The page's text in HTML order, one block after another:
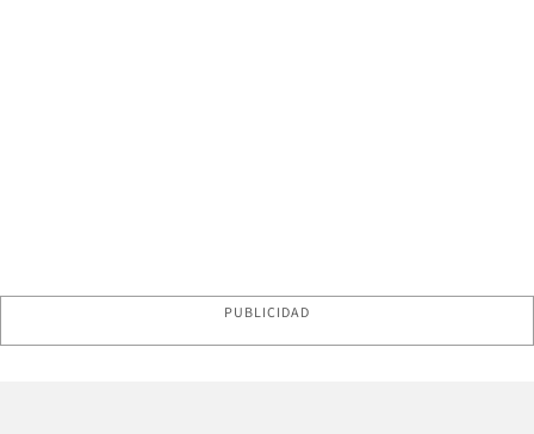
PUBLICIDAD